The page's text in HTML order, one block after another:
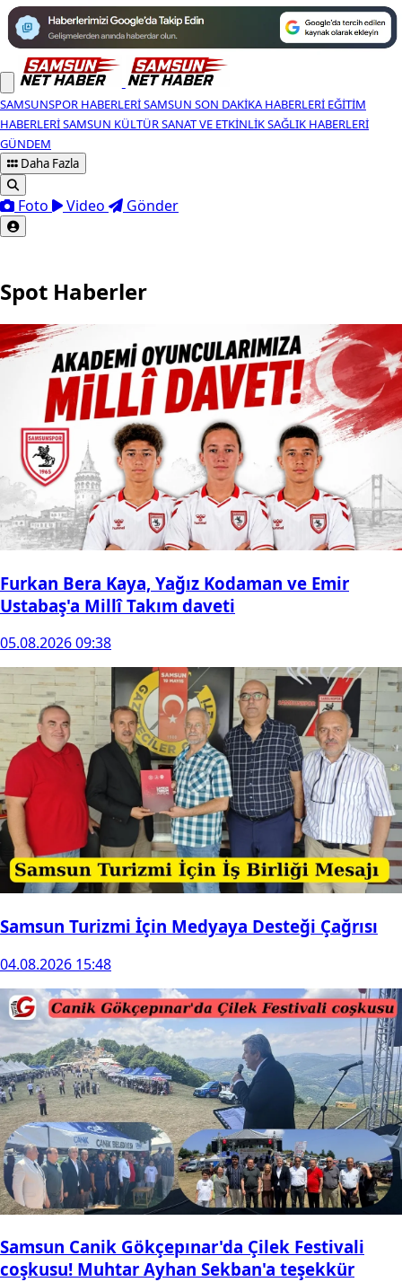
SAMSUNSPOR HABERLERISAMSUN SON DAKIKA HABERLERI EĞITIM
HABERLERISAMSUN KÜLTÜR SANAT VE ETKINLIKSAĞLIK HABERLERI
GÜNDEM
Daha Fazla
Foto Video Gönder
Spot Haberler
Furkan Bera Kaya, Yağız Kodaman ve Emir
Ustabaş'a Millî Takım daveti
05.08.2026 09:38
Samsun Turizmi İçin Medyaya Desteği Çağrısı
04.08.2026 15:48
Samsun Canik Gökçepınar'da Çilek Festivali
coşkusu! Muhtar Ayhan Sekban'a teşekkür